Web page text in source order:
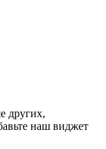
других,
наш виджет